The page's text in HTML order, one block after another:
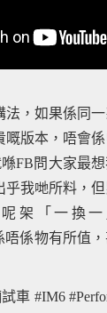
法，如果係同
嘅版本，唔會
FB問大家最
乎我哋所料，
架「一換
唔係物有所值
車 #IM6